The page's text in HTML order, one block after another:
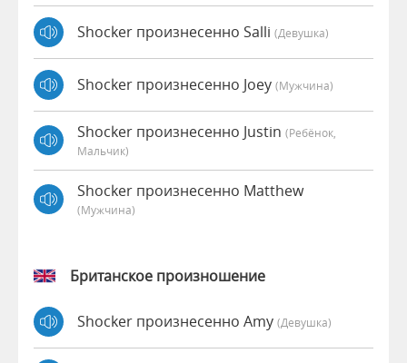
Shocker произнесенно Salli (девушка)
Shocker произнесенно Joey (мужчина)
Shocker произнесенно Justin (Ребёнок,
Мальчик)
Shocker произнесенно Matthew
(мужчина)
Британское произношение
Shocker произнесенно Amy (девушка)